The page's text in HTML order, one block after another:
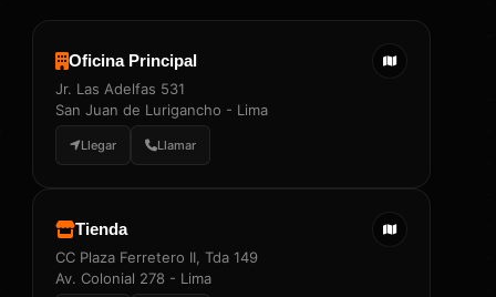
Oficina Principal
Jr. Las Adelfas 531
San Juan de Lurigancho - Lima
Llegar Llamar
Tienda
CC Plaza Ferretero II, Tda 149
Av. Colonial 278 - Lima